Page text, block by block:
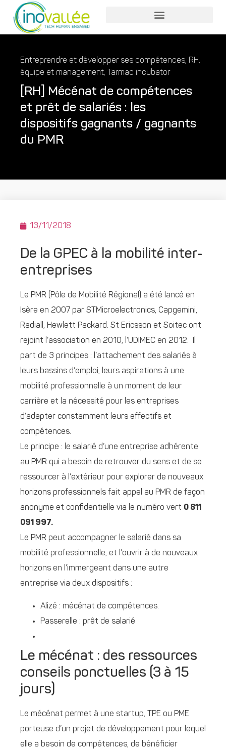
Entreprendre et développer ses compétences, RH,
équipe et management, Tarmac incubator
[RH] Mécénat de compétences
et prêt de salariés : les
dispositifs gagnants / gagnants
du PMR
13/11/2018
De la GPEC à la mobilité inter-
entreprises
Le PMR (Pôle de Mobilité Régional) a été lancé en
Isère en 2007 par STMicroelectronics, Capgemini,
Radiall, Hewlett Packard. St Ericsson et Soitec ont
rejoint l’association en 2010, l’UDIMEC en 2012. Il
part de 3 principes : l’attachement des salariés à
leurs bassins d’emploi, leurs aspirations à une
mobilité professionnelle à un moment de leur
carrière et la nécessité pour les entreprises
d’adapter constamment leurs effectifs et
compétences.
Le principe : le salarié d’une entreprise adhérente
au PMR qui a besoin de retrouver du sens et de se
ressourcer à l’extérieur pour explorer de nouveaux
horizons professionnels fait appel au PMR de façon
anonyme et confidentielle via le numéro vert 0 811
091 997.
Le PMR peut accompagner le salarié dans sa
mobilité professionnelle, et l’ouvrir à de nouveaux
horizons en l’immergeant dans une autre
entreprise via deux dispositifs :
Alizé : mécénat de compétences.
Passerelle : prêt de salarié
Le mécénat : des ressources
conseils ponctuelles (3 à 15
jours)
Le mécénat permet à une startup, TPE ou PME
porteuse d’un projet de développement pour lequel
elle a besoin de compétences, de bénéficier